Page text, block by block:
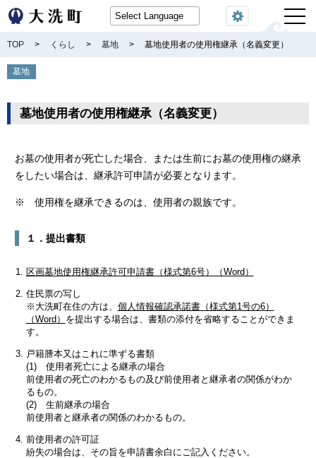
閲覧機能
TOP > くらし > 墓地 > 墓地使用者の使用権継承（名義変更）
墓地
墓地使用者の使用権継承（名義変更）
お墓の使用者が死亡した場合、または生前にお墓の使用権の継承
をしたい場合は、継承許可申請が必要となります。
※ 使用権を継承できるのは、使用者の親族です。
１．提出書類
区画墓地使用権継承許可申請書（様式第6号）（Word）
住民票の写し
※大洗町在住の方は、 個人情報確認承諾書（様式第1号の6）
（Word） を提出する場合は、書類の添付を省略することができま
す。
戸籍謄本又はこれに準ずる書類
(1) 使用者死亡による継承の場合
前使用者の死亡のわかるもの及び前使用者と継承者の関係がわか
るもの。
(2) 生前継承の場合
前使用者と継承者の関係のわかるもの。
前使用者の許可証
紛失の場合は、その旨を申請書余白にご記入ください。